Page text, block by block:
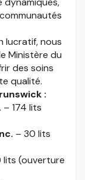
lucratif, nous
Ministère du
des soins
qualité.
:
– 174 lits
– 30 lits
lits (ouverture